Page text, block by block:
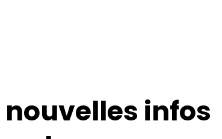
nouvelles infos